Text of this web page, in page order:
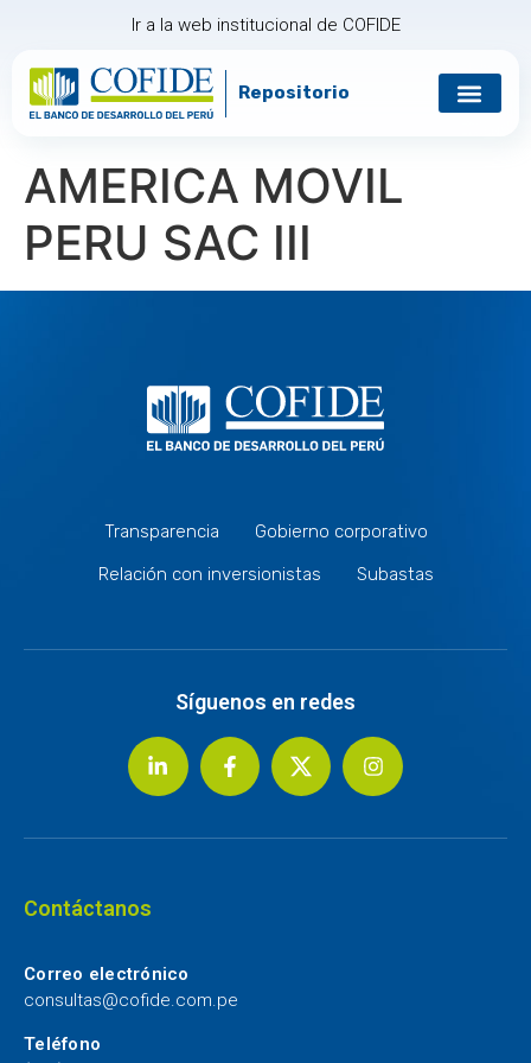
Ir a la web institucional de COFIDE
Repositorio
AMERICA MOVIL
PERU SAC III
Transparencia
Gobierno corporativo
Relación con inversionistas
Subastas
Síguenos en redes
Contáctanos
Correo electrónico
consultas@cofide.com.pe
Teléfono